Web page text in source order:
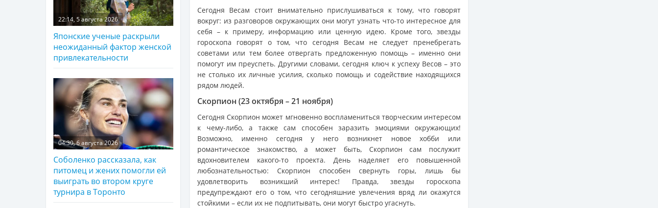
Сегодня Весам стоит внимательно прислушиваться к тому, что говорят
вокруг: из разговоров окружающих они могут узнать что-то интересное для
себя – к примеру, информацию или ценную идею. Кроме того, звезды
гороскопа говорят о том, что сегодня Весам не следует пренебрегать
советами или тем более отвергать предложенную помощь – именно они
помогут им преуспеть. Другими словами, сегодня ключ к успеху Весов – это
не столько их личные усилия, сколько помощь и содействие находящихся
рядом людей.
Скорпион (23 октября – 21 ноября)
Сегодня Скорпион может мгновенно воспламениться творческим интересом
к чему-либо, а также сам способен заразить эмоциями окружающих!
Возможно, именно сегодня у него возникнет новое хобби или
романтическое знакомство, а может быть, Скорпион сам послужит
вдохновителем какого-то проекта. День наделяет его повышенной
любознательностью: Скорпион способен свернуть горы, лишь бы
удовлетворить возникший интерес! Правда, звезды гороскопа
предупреждают его о том, что сегодняшние увлечения вряд ли окажутся
стойкими – если их не подпитывать, они могут быстро угаснуть.
22:14, 5 августа 2026
Японские ученые раскрыли
неожиданный фактор женской
привлекательности
04:30, 6 августа 2026
Соболенко рассказала, как
питомец и жених помогли ей
выиграть во втором круге
турнира в Торонто